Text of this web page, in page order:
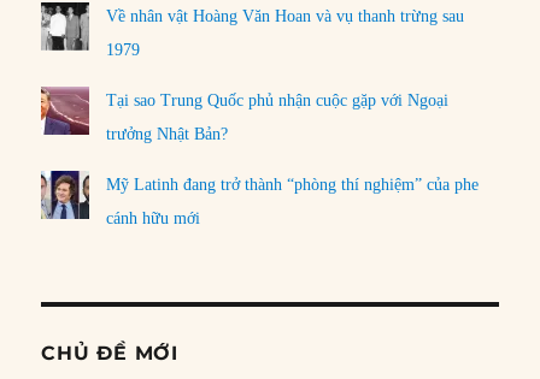
Về nhân vật Hoàng Văn Hoan và vụ thanh trừng sau
1979
Tại sao Trung Quốc phủ nhận cuộc gặp với Ngoại
trưởng Nhật Bản?
Mỹ Latinh đang trở thành “phòng thí nghiệm” của phe
cánh hữu mới
CHỦ ĐỀ MỚI